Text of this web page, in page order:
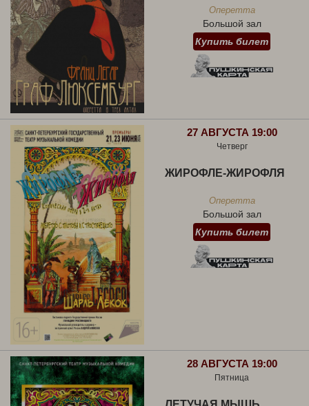
Оперетта
Большой зал
Купить билет
27 АВГУСТА 19:00
Четверг
ЖИРОФЛЕ-ЖИРОФЛЯ
Оперетта
Большой зал
Купить билет
28 АВГУСТА 19:00
Пятница